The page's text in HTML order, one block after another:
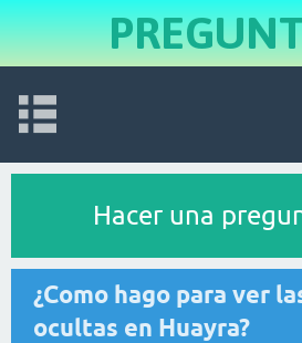
Hacer una
¿Como hago para ver
ocultas en Huayra?